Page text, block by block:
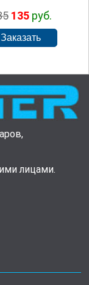
135руб.
лицами.